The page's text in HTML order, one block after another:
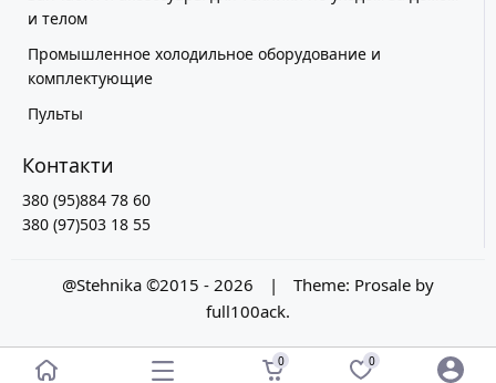
0 0
и телом
Промышленное холодильное оборудование и
комплектующие
Пульты
Контакти
380 (95)884 78 60
380 (97)503 18 55
@Stehnika ©2015 - 2026 | Theme: Prosale by
full100ack.